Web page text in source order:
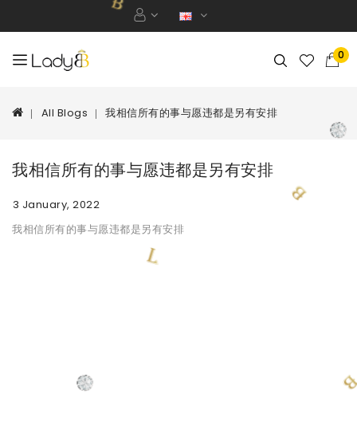
0
All Blogs 我相信所有的事与愿违都是另有安排
我相信所有的事与愿违都是另有安排
3 January, 2022
我相信所有的事与愿违都是另有安排